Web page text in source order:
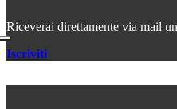
Riceverai direttamente via mail
Iscriviti